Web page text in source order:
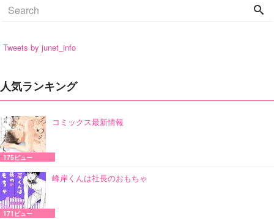
Tweets by junet_info
人気ランキング
コミックス最新情報
175ビュー
峰岸くんは社長のおもちゃ
171ビュー